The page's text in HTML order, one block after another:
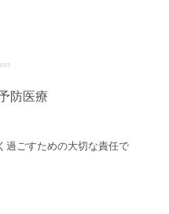
防医療
過ごすための大切な責任で